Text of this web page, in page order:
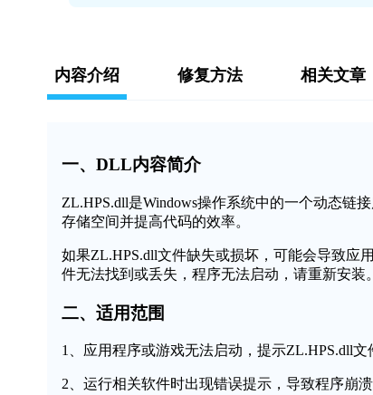
内容介绍 修复方法 相关文章
一、DLL内容简介
ZL.HPS.dll是Windows操作系统中的一个动态链
存储空间并提高代码的效率。
如果ZL.HPS.dll文件缺失或损坏，可能会导致应
件无法找到或丢失，程序无法启动，请重新安装。
二、适用范围
1、应用程序或游戏无法启动，提示ZL.HPS.dll文
2、运行相关软件时出现错误提示，导致程序崩溃